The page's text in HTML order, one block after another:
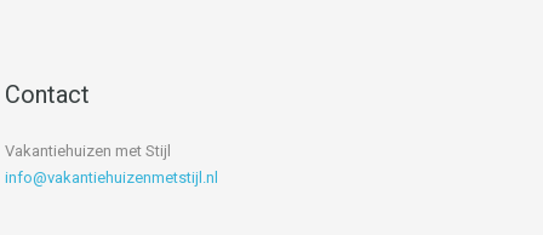
Contact
Vakantiehuizen met Stijl
info@vakantiehuizenmetstijl.nl